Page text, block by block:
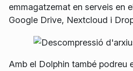
emmagatzemat en serveis en
Google Drive, Nextcloud i
Amb el Dolphin també podreu